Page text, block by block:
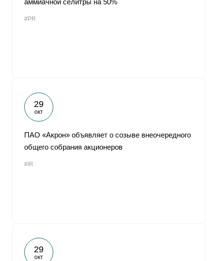
аммиачной селитры на 50%
#PR
29
окт
ПАО «Акрон» объявляет о созыве внеочередного
общего собрания акционеров
#IR
29
окт